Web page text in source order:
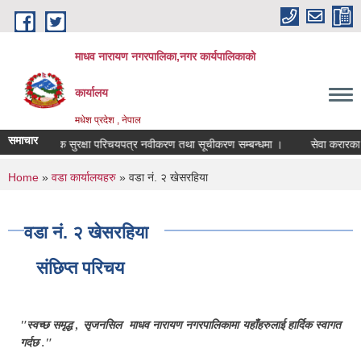
Skip to main content
माधव नारायण नगरपालिका,नगर कार्यपालिकाको
कार्यालय
मधेश प्रदेश , नेपाल
समाचार
सामाजिक सुरक्षा परिचयपत्र नवीकरण तथा सूचीकरण सम्बन्धमा ।
You are here
Home » वडा कार्यालयहरु » वडा नं. २ खेसरहिया
वडा नं. २ खेसरहिया
संछिप्त परिचय
"स्वच्छ समृद्ध , सृजनसिल माधव नारायण नगरपालिकामा यहाँहरुलाई हार्दिक स्वागत
गर्दछ ."